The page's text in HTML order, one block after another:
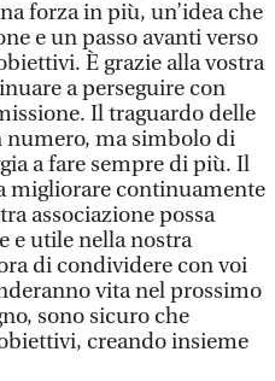
forza in più, un’idea che
e un passo avanti verso
È grazie alla vostra
a perseguire con
Il traguardo delle
numero, ma simbolo di
a fare sempre di più. Il
migliorare continuamente
associazione possa
e utile nella nostra
di condividere con voi
vita nel prossimo
sono sicuro che
creando insieme